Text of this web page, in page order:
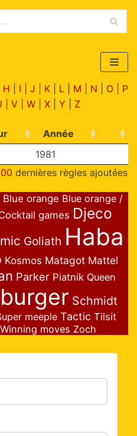
H I J K L M N O
P
V W X Y Z
Année
1981
dernières règles ajoutées
Blue orange Blue orange /
games Djeco
Goliath Haba
Kosmos Matagot Mattel
Parker Piatnik Queen
Schmidt
meeple Tactic Tilsit
Winning moves Zoch